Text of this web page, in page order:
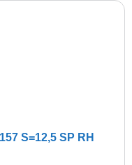
S=12,5 SP RH